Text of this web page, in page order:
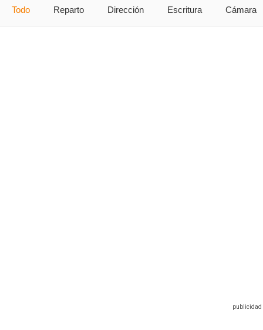
Todo Reparto Dirección Escritura Cámara